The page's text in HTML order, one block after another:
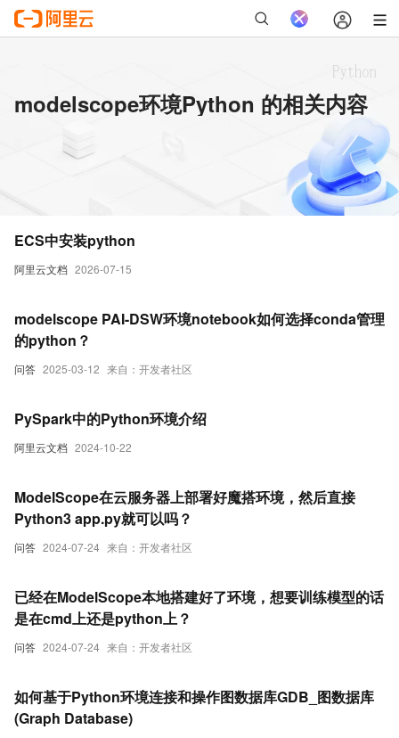
modelscope环境Python 的相关内容
阿里云文档 2026-07-15
ECS中安装python
问答 2025-03-12 来自：开发者社区
modelscope PAI-DSW环境notebook如何选择conda管理
的python？
阿里云文档 2024-10-22
PySpark中的Python环境介绍
问答 2024-07-24 来自：开发者社区
ModelScope在云服务器上部署好魔搭环境，然后直接
Python3 app.py就可以吗？
问答 2024-07-24 来自：开发者社区
已经在ModelScope本地搭建好了环境，想要训练模型的话
是在cmd上还是python上？
如何基于Python环境连接和操作图数据库GDB_图数据库
(Graph Database)